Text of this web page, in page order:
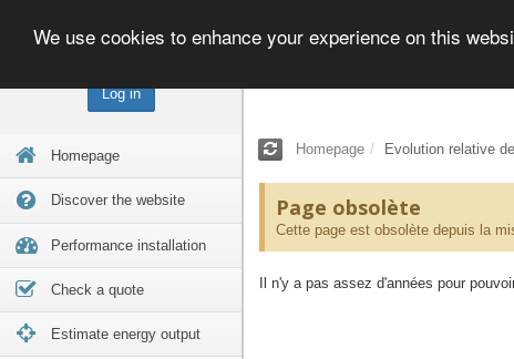
Log in
Homepage
Discover the website
Performance installation
Check a quote
Estimate energy output
We use cookies to enhance your experience on this
Homepage Evolution relative
Page obsolète
Cette page est obsolète depuis la
Il n'y a pas assez d'années pour